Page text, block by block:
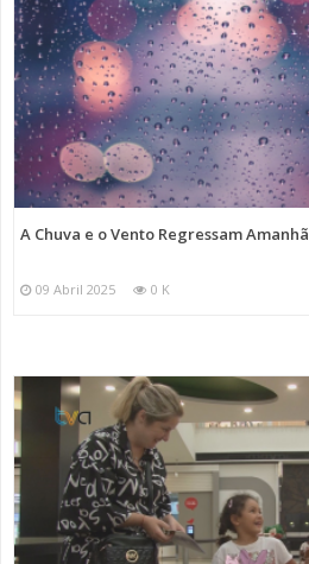
A Chuva e o Vento Regressam Amanhã
09 Abril 2025 0 K